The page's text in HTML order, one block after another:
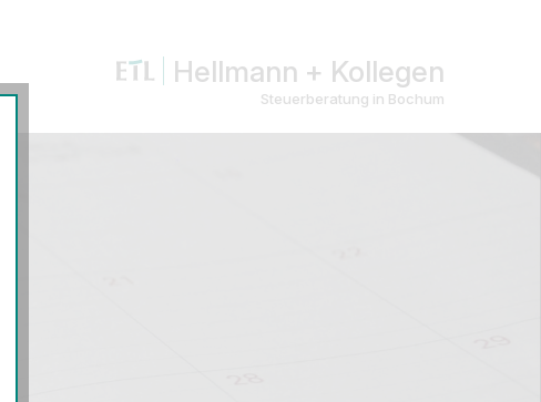
Hellmann + Kollegen
Steuerberatung in Bochum